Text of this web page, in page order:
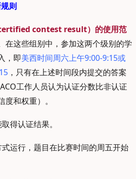
则
contest result）的使用范
在这些组别中，参加这两个级别的学
，即美西时间周六上午9:00-9:15或
，只有在上述时间段内提交的答案
工作人员认为认证分数比非认证
和权重）。
得认证结果。
运行，题目在比赛时间的周五开始